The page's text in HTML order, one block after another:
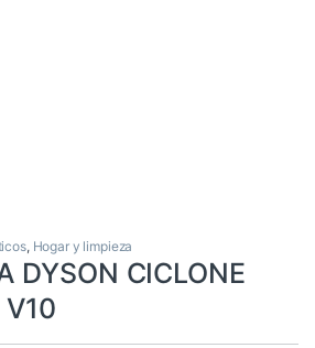
, Hogar y limpieza
DYSON CICLONE
V10